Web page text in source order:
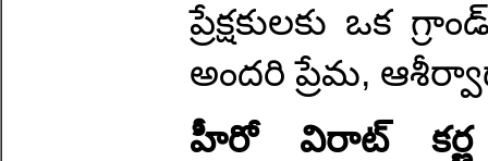
ప్రేక్షకులకు ఒక
అందరి ప్రేమ,
హీరో విరాట్ కర్ణ